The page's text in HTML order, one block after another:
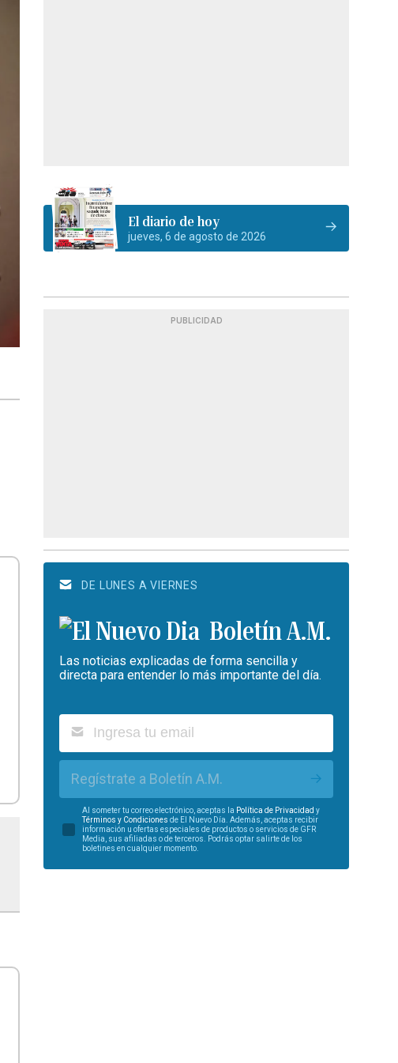
El diario de hoy
jueves, 6 de agosto de 2026
PUBLICIDAD
DE LUNES A VIERNES
Boletín A.M.
Las noticias explicadas de forma sencilla y
directa para entender lo más importante del día.
Regístrate a Boletín A.M.
Al someter tu correo electrónico, aceptas la Política de Privacidad y
Términos y Condiciones de El Nuevo Día. Además, aceptas recibir
información u ofertas especiales de productos o servicios de GFR
Media, sus afiliadas o de terceros. Podrás optar salirte de los
boletines en cualquier momento.